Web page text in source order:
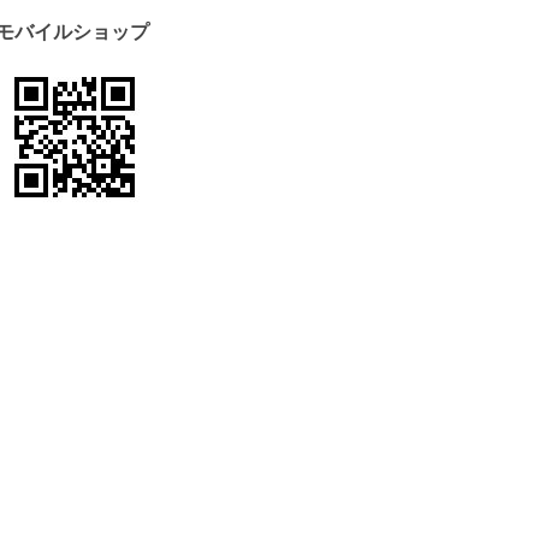
バイルショップ